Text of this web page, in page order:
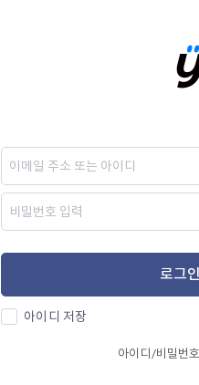
로그인
아이디 저장
아이디/비밀번